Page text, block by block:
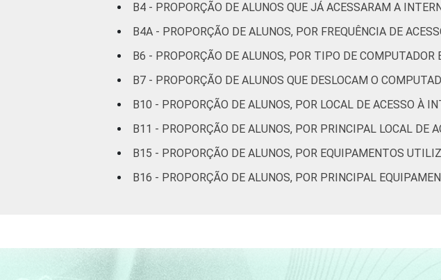
B4 - PROPORÇÃO DE ALUNOS QUE JÁ ACESSARAM A
B4A - PROPORÇÃO DE ALUNOS, POR FREQUÊNCIA DE
B6 - PROPORÇÃO DE ALUNOS, POR TIPO DE
B7 - PROPORÇÃO DE ALUNOS QUE DESLOCAM O
B10 - PROPORÇÃO DE ALUNOS, POR LOCAL DE ACESSO À
B11 - PROPORÇÃO DE ALUNOS, POR PRINCIPAL LOCAL DE
B15 - PROPORÇÃO DE ALUNOS, POR EQUIPAMENTOS
B16 - PROPORÇÃO DE ALUNOS, POR PRINCIPAL